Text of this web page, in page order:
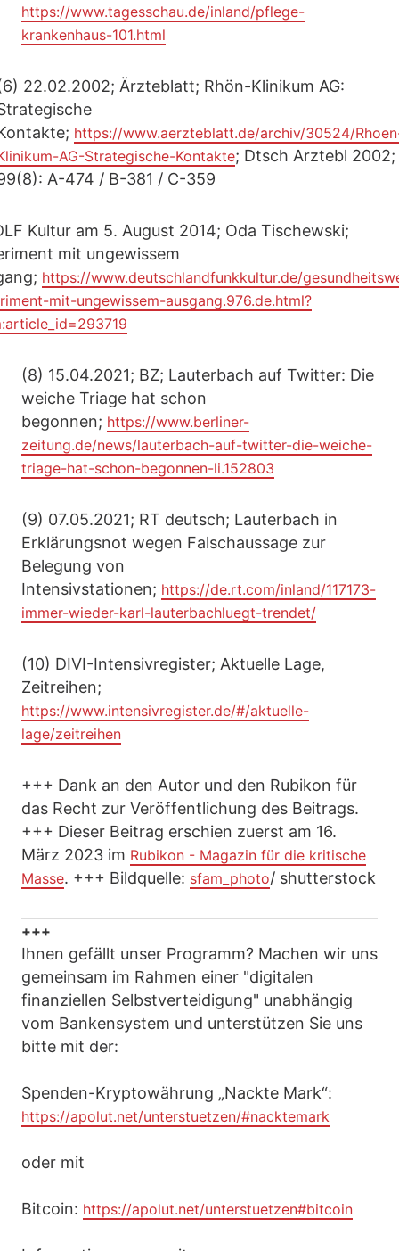
https://www.tagesschau.de/inland/pflege-
krankenhaus-101.html
22.02.2002; Ärzteblatt; Rhön-Klinikum AG:
https://www.aerzteblatt.de/archiv/30524/
AG-Strategische-Kontakte; Dtsch Arztebl 2002;
A-474 / B-381 / C-359
Kultur am 5. August 2014; Oda Tischewski;
mit ungewissem
https://www.deutschlandfunkkultur.de/
mit-ungewissem-ausgang.976.de.html?
(8) 15.04.2021; BZ; Lauterbach auf Twitter: Die
weiche Triage hat schon
begonnen; https://www.berliner-
zeitung.de/news/lauterbach-auf-twitter-die-weiche-
triage-hat-schon-begonnen-li.152803
(9) 07.05.2021; RT deutsch; Lauterbach in
Erklärungsnot wegen Falschaussage zur
Belegung von
Intensivstationen; https://de.rt.com/inland/117173-
immer-wieder-karl-lauterbachluegt-trendet/
(10) DIVI-Intensivregister; Aktuelle Lage,
Zeitreihen;
https://www.intensivregister.de/#/aktuelle-
lage/zeitreihen
+++ Dank an den Autor und den Rubikon für
das Recht zur Veröffentlichung des Beitrags.
+++ Dieser Beitrag erschien zuerst am 16.
März 2023 im Rubikon - Magazin für die kritische
Masse. +++ Bildquelle: sfam_photo/ shutterstock
+++
Ihnen gefällt unser Programm? Machen wir uns
gemeinsam im Rahmen einer "digitalen
finanziellen Selbstverteidigung" unabhängig
vom Bankensystem und unterstützen Sie uns
bitte mit der:
Spenden-Kryptowährung „Nackte Mark“:
https://apolut.net/unterstuetzen/#nacktemark
oder mit
Bitcoin: https://apolut.net/unterstuetzen#bitcoin